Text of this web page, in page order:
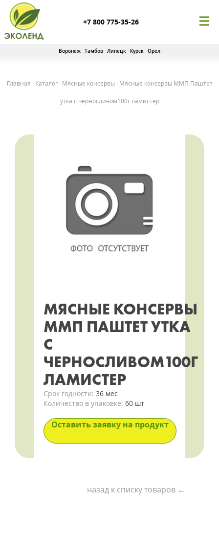
+7 800 775-35-26
Воронеж Тамбов Липецк Курск Орел
Главная · Каталог· Мясные консервы · Мясные консервы ММП Паштет
утка с черносливом100г ламистер
МЯСНЫЕ КОНСЕРВЫ
ММП ПАШТЕТ УТКА
С
ЧЕРНОСЛИВОМ100Г
ЛАМИСТЕР
Срок годности: 36 мес
Количество в упаковке: 60 шт
Оставить заявку на продукт
назад к списку товаров ←